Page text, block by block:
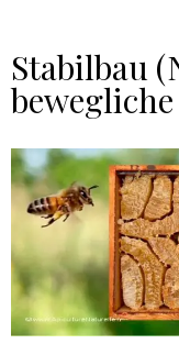
Stabilbau